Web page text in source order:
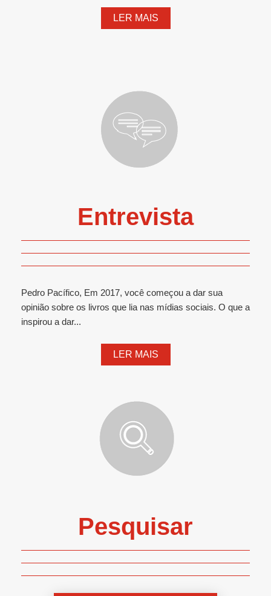
LER MAIS
Entrevista
Pedro Pacífico, Em 2017, você começou a dar sua
opinião sobre os livros que lia nas mídias sociais. O que a
inspirou a dar...
LER MAIS
Pesquisar